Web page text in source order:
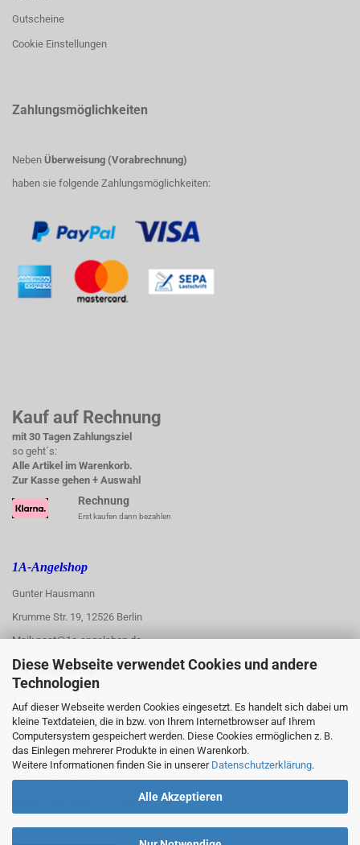
Diese Webseite verwendet Cookies und andere
Technologien
Auf dieser Webseite werden Cookies eingesetzt. Es handelt sich dabei um
kleine Textdateien, die in bzw. von Ihrem Internetbrowser auf Ihrem
Computersystem gespeichert werden. Diese Cookies ermöglichen z. B.
das Einlegen mehrerer Produkte in einen Warenkorb.
Weitere Informationen finden Sie in unserer Datenschutzerklärung.
Alle Akzeptieren
Gutscheine
Cookie Einstellungen
Zahlungsmöglichkeiten
Neben Überweisung (Vorabrechnung)
haben sie folgende Zahlungsmöglichkeiten:
Kauf auf Rechnung
mit 30 Tagen Zahlungsziel
so geht´s:
Alle Artikel im Warenkorb.
Zur Kasse gehen + Auswahl
Rechnung
Erst kaufen dann bezahlen
1A-Angelshop
Gunter Hausmann
Krumme Str. 19, 12526 Berlin
Mail: post@1a-angelshop.de
1A-Angelshop-
Ladengeschäft::
Regattastr. 66
12527 Berlin
Tel.: 030/67890006
Mobil/WhatsApp: 0176 550 90 773